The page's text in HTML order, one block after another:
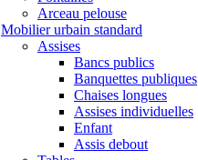
Arceau pelouse
Mobilier urbain standard
Assises
Bancs publics
Banquettes publiques
Chaises longues
Assises individuelles
Enfant
Assis debout